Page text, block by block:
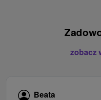
zobacz
Beata